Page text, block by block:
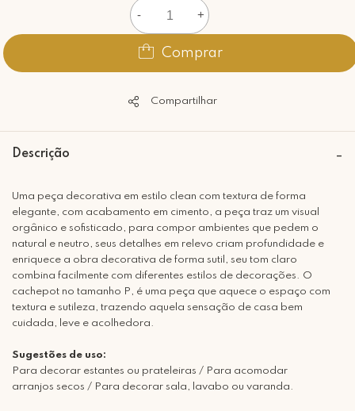
- +
Comprar
Compartilhar
Descrição
Uma peça decorativa em estilo clean com textura de forma
elegante, com acabamento em cimento, a peça traz um visual
orgânico e sofisticado, para compor ambientes que pedem o
natural e neutro, seus detalhes em relevo criam profundidade e
enriquece a obra decorativa de forma sutil, seu tom claro
combina facilmente com diferentes estilos de decorações. O
cachepot no tamanho P, é uma peça que aquece o espaço com
textura e sutileza, trazendo aquela sensação de casa bem
cuidada, leve e acolhedora.
Sugestões de uso:
Para decorar estantes ou prateleiras / Para acomodar
arranjos secos / Para decorar sala, lavabo ou varanda.